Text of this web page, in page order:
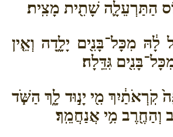
הַתַּרְעֵלָ֛ה שָׁתִ֖ית מָצִֽית׃
לָ֔הּ מִכָּל־בָּנִ֖ים יָלָ֑דָה וְאֵ֤ין
גִּדֵּֽלָה׃
קֹֽרְאֹתַ֔יִךְ מִ֖י יָנ֣וּד לָ֑ךְ הַשֹּׁ֧ד
וְהַחֶ֖רֶב מִ֥י אֲנַחֲמֵֽךְ׃